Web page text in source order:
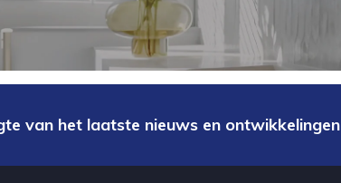
van het laatste nieuws en ontwikkelingen